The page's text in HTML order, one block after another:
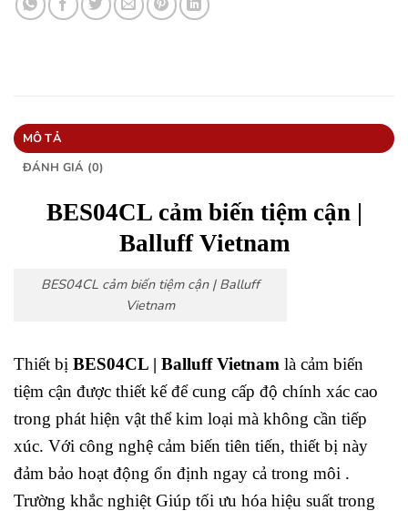
MÔ TẢ
ĐÁNH GIÁ (0)
BES04CL cảm biến tiệm cận |
Balluff Vietnam
BES04CL cảm biến tiệm cận | Balluff
Vietnam
Thiết bị BES04CL | Balluff Vietnam là cảm biến
tiệm cận được thiết kế để cung cấp độ chính xác cao
trong phát hiện vật thể kim loại mà không cần tiếp
xúc. Với công nghệ cảm biến tiên tiến, thiết bị này
đảm bảo hoạt động ổn định ngay cả trong môi .
Trường khắc nghiệt Giúp tối ưu hóa hiệu suất trong